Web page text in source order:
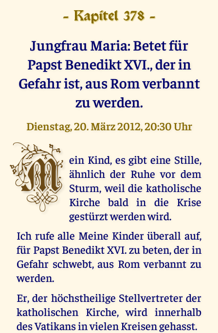
- Kapitel 378 -
Jungfrau Maria: Betet für
Papst Benedikt XVI., der in
Gefahr ist, aus Rom verbannt
zu werden.
Dienstag, 20. März 2012, 20:30 Uhr
M ein Kind, es gibt eine Stille,
ähnlich der Ruhe vor dem
Sturm, weil die katholische
Kirche bald in die Krise
gestürzt werden wird.
Ich rufe alle Meine Kinder überall auf,
für Papst Benedikt XVI. zu beten, der in
Gefahr schwebt, aus Rom verbannt zu
werden.
Er, der höchstheilige Stellvertreter der
katholischen Kirche, wird innerhalb
des Vatikans in vielen Kreisen gehasst.